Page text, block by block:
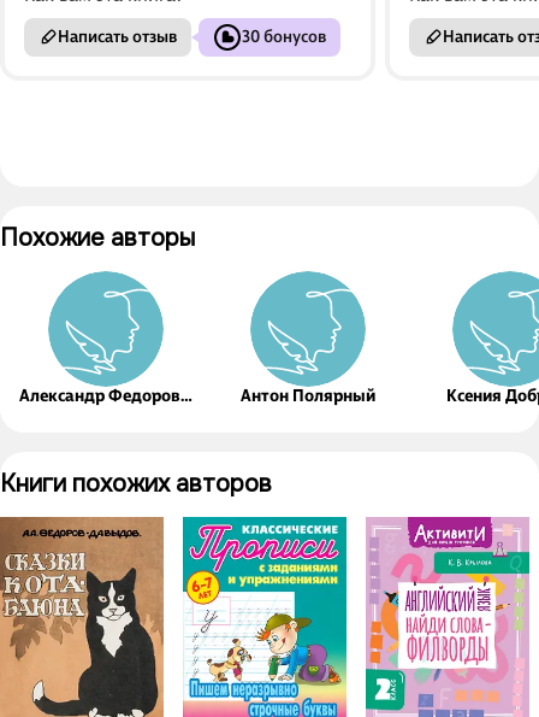
Написать отзыв 30 бонусов Написать
Похожие авторы
Александр Федоров-
Антон Полярный Ксения
Книги похожих авторов